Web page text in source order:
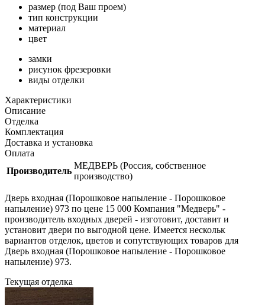
размер (под Ваш проем)
тип конструкции
материал
цвет
замки
рисунок фрезеровки
виды отделки
Характеристики
Описание
Отделка
Комплектация
Доставка и установка
Оплата
Производитель
МЕДВЕРЬ (Россия, собственное
производство)
Дверь входная (Порошковое напыление - Порошковое
напыление) 973 по цене 15 000 Компания "Медверь" -
производитель входных дверей - изготовит, доставит и
установит двери по выгодной цене. Имеется нескольк
вариантов отделок, цветов и сопутствующих товаров для
Дверь входная (Порошковое напыление - Порошковое
напыление) 973.
Текущая отделка